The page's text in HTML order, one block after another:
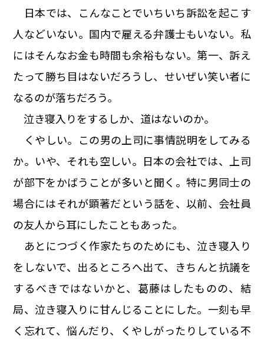
日本では、こんなことでいちいち訴訟を起こす
人などいない。国内で雇える弁護士もいない。私
にはそんなお金も時間も余裕もない。第一、訴え
たって勝ち目はないだろうし、せいぜい笑い者に
なるのが落ちだろう。
泣き寝入りをするしか、道はないのか。
くやしい。この男の上司に事情説明をしてみる
か。いや、それも空しい。日本の会社では、上司
が部下をかばうことが多いと聞く。特に男同士の
場合にはそれが顕著だという話を、以前、会社員
の友人から耳にしたこともあった。
あとにつづく作家たちのためにも、泣き寝入り
をしないで、出るところへ出て、きちんと抗議を
するべきではないかと、葛藤はしたものの、結
局、泣き寝入りに甘んじることにした。一刻も早
く忘れて、悩んだり、くやしがったりしている不